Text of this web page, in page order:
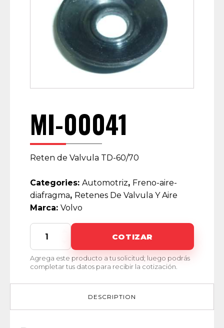
MI-00041
Reten de Valvula TD-60/70
Categories: Automotriz, Freno-aire-
diafragma, Retenes De Valvula Y Aire
Marca: Volvo
00041
quantity
COTIZAR
Agrega este producto a tu solicitud; luego podrás
completar tus datos para recibir la cotización.
DESCRIPTION